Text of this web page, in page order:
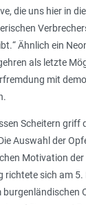
die uns hier in
“ Ähnlich ein
als letzte
mit
Scheitern griff
Auswahl der
Motivation der
richtete sich am 5.
burgenländischen